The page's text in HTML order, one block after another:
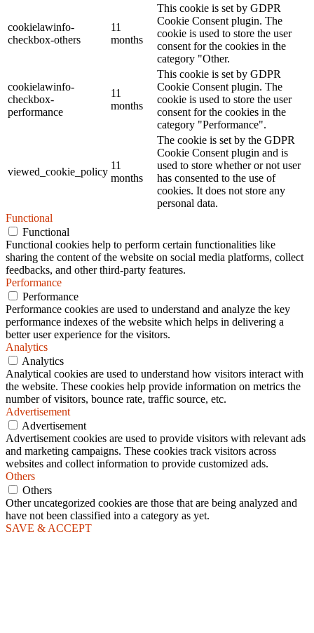
cookielawinfo-
checkbox-others
11
months
This cookie is set by GDPR
Cookie Consent plugin. The
cookie is used to store the user
consent for the cookies in the
category "Other.
cookielawinfo-
checkbox-
performance
11
months
This cookie is set by GDPR
Cookie Consent plugin. The
cookie is used to store the user
consent for the cookies in the
category "Performance".
viewed_cookie_policy
11
months
The cookie is set by the GDPR
Cookie Consent plugin and is
used to store whether or not user
has consented to the use of
cookies. It does not store any
personal data.
Functional
Functional
Functional cookies help to perform certain functionalities like
sharing the content of the website on social media platforms, collect
feedbacks, and other third-party features.
Performance
Performance
Performance cookies are used to understand and analyze the key
performance indexes of the website which helps in delivering a
better user experience for the visitors.
Analytics
Analytics
Analytical cookies are used to understand how visitors interact with
the website. These cookies help provide information on metrics the
number of visitors, bounce rate, traffic source, etc.
Advertisement
Advertisement
Advertisement cookies are used to provide visitors with relevant ads
and marketing campaigns. These cookies track visitors across
websites and collect information to provide customized ads.
Others
Others
Other uncategorized cookies are those that are being analyzed and
have not been classified into a category as yet.
SAVE & ACCEPT